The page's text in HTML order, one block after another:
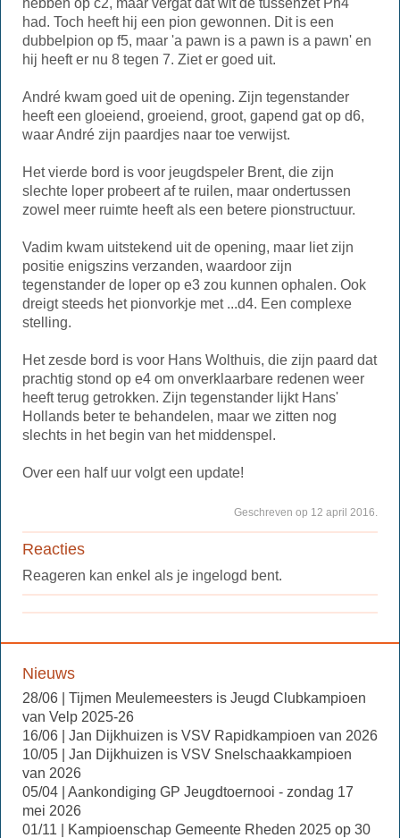
hebben op c2, maar vergat dat wit de tussenzet Ph4
had. Toch heeft hij een pion gewonnen. Dit is een
dubbelpion op f5, maar 'a pawn is a pawn is a pawn' en
hij heeft er nu 8 tegen 7. Ziet er goed uit.
André kwam goed uit de opening. Zijn tegenstander
heeft een gloeiend, groeiend, groot, gapend gat op d6,
waar André zijn paardjes naar toe verwijst.
Het vierde bord is voor jeugdspeler Brent, die zijn
slechte loper probeert af te ruilen, maar ondertussen
zowel meer ruimte heeft als een betere pionstructuur.
Vadim kwam uitstekend uit de opening, maar liet zijn
positie enigszins verzanden, waardoor zijn
tegenstander de loper op e3 zou kunnen ophalen. Ook
dreigt steeds het pionvorkje met ...d4. Een complexe
stelling.
Het zesde bord is voor Hans Wolthuis, die zijn paard dat
prachtig stond op e4 om onverklaarbare redenen weer
heeft terug getrokken. Zijn tegenstander lijkt Hans'
Hollands beter te behandelen, maar we zitten nog
slechts in het begin van het middenspel.
Over een half uur volgt een update!
Geschreven op 12 april 2016.
Reacties
Reageren kan enkel als je ingelogd bent.
Nieuws
28/06 | Tijmen Meulemeesters is Jeugd Clubkampioen
van Velp 2025-26
16/06 | Jan Dijkhuizen is VSV Rapidkampioen van 2026
10/05 | Jan Dijkhuizen is VSV Snelschaakkampioen
van 2026
05/04 | Aankondiging GP Jeugdtoernooi - zondag 17
mei 2026
01/11 | Kampioenschap Gemeente Rheden 2025 op 30